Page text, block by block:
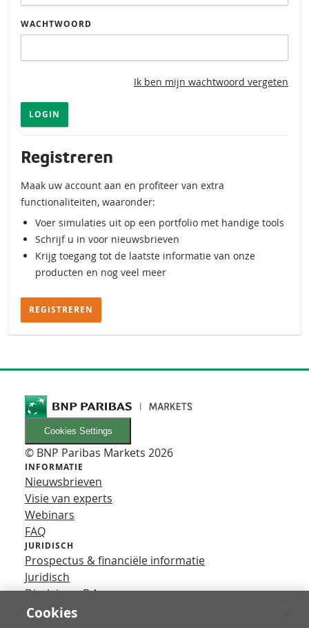
WACHTWOORD
Ik ben mijn wachtwoord vergeten
LOGIN
Registreren
Maak uw account aan en profiteer van extra
functionaliteiten, waaronder:
Voer simulaties uit op een portfolio met handige tools
Schrijf u in voor nieuwsbrieven
Krijg toegang tot de laatste informatie van onze
producten en nog veel meer
REGISTREREN
Cookies Settings
© BNP Paribas Markets 2026
INFORMATIE
Nieuwsbrieven
Visie van experts
Webinars
FAQ
JURIDISCH
Prospectus & financiële informatie
Juridisch
Disclaimer B.A.
Privacy
Cookies